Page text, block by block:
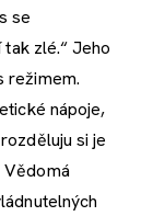
se
zlé.“ Jeho
režimem.
nápoje,
si je
Vědomá